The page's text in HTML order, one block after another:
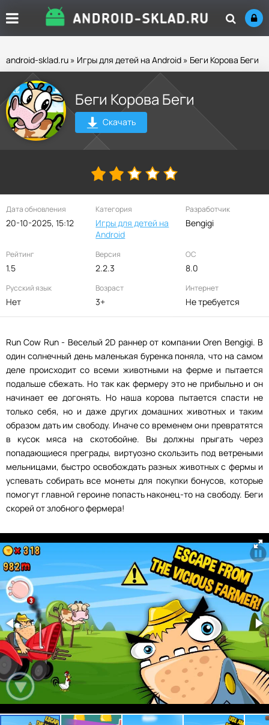
android-sklad.ru » Игры для детей на Android » Беги Корова Беги
Беги Корова Беги
Скачать
Дата обновления
20-10-2025, 15:12
Категория
Игры для детей на
Android
Разработчик
Bengigi
Рейтинг
1.5
Версия
2.2.3
ОС
8.0
Русский язык
Нет
Возраст
3+
Интернет
Не требуется
Run Cow Run - Веселый 2D раннер от компании Oren Bengigi. В
один солнечный день маленькая буренка поняла, что на самом
деле происходит со всеми животными на ферме и пытается
подальше сбежать. Но так как фермеру это не прибыльно и он
начинает ее догонять. Но наша корова пытается спасти не
только себя, но и даже других домашних животных и таким
образом дать им свободу. Иначе со временем они превратятся
в кусок мяса на скотобойне. Вы должны прыгать через
попадающиеся преграды, виртуозно скользить под ветреными
мельницами, быстро освобождать разных животных с фермы и
успевать собирать все монеты для покупки бонусов, которые
помогут главной героине попасть наконец-то на свободу. Беги
скорей от злобного фермера!